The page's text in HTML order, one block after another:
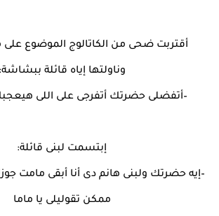
أقتربت ضحى من الكاتالوج الموضوع على
وناولتها إياه قائلة ببشاشة:
–أتفضلى حضرتك أتفرجى على اللى
إبتسمت لبنى قائلة:
–إيه حضرتك ولبنى هانم دى أنا أبقى مامت
ممكن تقوليلى يا ماما